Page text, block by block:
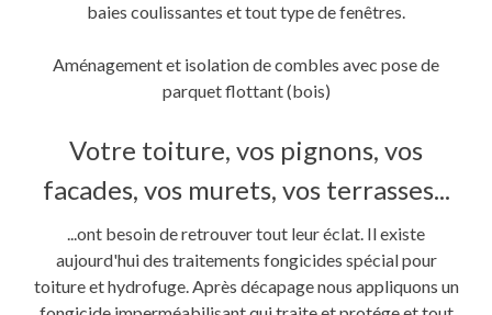
baies coulissantes et tout type de fenêtres.
Aménagement et isolation de combles avec pose de
parquet flottant (bois)
Votre toiture, vos pignons, vos
facades, vos murets, vos terrasses...
...ont besoin de retrouver tout leur éclat. Il existe
aujourd'hui des traitements fongicides spécial pour
toiture et hydrofuge. Après décapage nous appliquons un